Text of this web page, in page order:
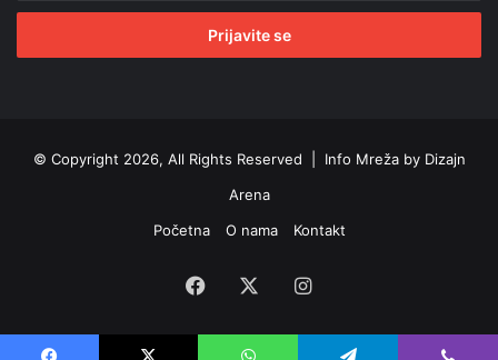
adresu
© Copyright 2026, All Rights Reserved | Info Mreža by Dizajn
Arena
Početna
O nama Kontakt
Facebook Instagram